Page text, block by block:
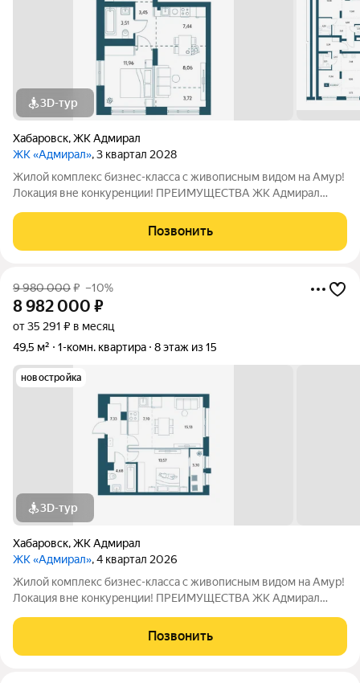
3D-тур
Хабаровск,ЖК Адмирал
ЖК «Адмирал», 3 квартал 2028
Жилой комплекс бизнес-класса с живописным видом на Амур!
Локация вне конкуренции! ПРЕИМУЩЕСТВА ЖК Адмирал
Умный дом Панорамное остекление Собственная набережная
Топовое расположение О ЖИЛОМ
Позвонить
9 980 000₽ –10%
8 982 000 ₽
от 35 291 ₽ в месяц
49,5 м²
1-комн. квартира 8 этаж из 15
новостройка
3D-тур
Хабаровск,ЖК Адмирал
ЖК «Адмирал», 4 квартал 2026
Жилой комплекс бизнес-класса с живописным видом на Амур!
Локация вне конкуренции! ПРЕИМУЩЕСТВА ЖК Адмирал
Умный дом Панорамное остекление Собственная набережная
Топовое расположение О ЖИЛОМ
Позвонить